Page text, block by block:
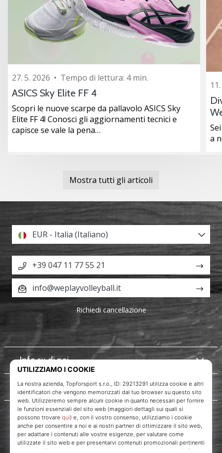
27. 5. 2026 • Tempo di lettura: 4 min.
ASICS Sky Elite FF 4
Scopri le nuove scarpe da pallavolo ASICS Sky
Elite FF 4! Conosci gli aggiornamenti tecnici e
capisce se vale la pena…
a
Mostra tutti gli articoli
Info su di noi
Servizio clienti
EUR - Italia (Italiano)
+39 047 11 77 55 21
info@weplayvolleyball.it
Richiedi cancellazione